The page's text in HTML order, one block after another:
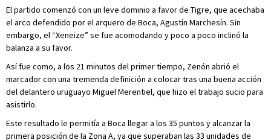
El partido comenzó con un leve dominio a favor de Tigre, que acechaba
el arco defendido por el arquero de Boca, Agustín Marchesín. Sin
embargo, el “Xeneize” se fue acomodando y poco a poco inclinó la
balanza a su favor.
Así fue como, a los 21 minutos del primer tiempo, Zenón abrió el
marcador con una tremenda definición a colocar tras una buena acción
del delantero uruguayo Miguel Merentiel, que hizo el trabajo sucio para
asistirlo.
Este resultado le permitía a Boca llegar a los 35 puntos y alcanzar la
primera posición de la Zona A, ya que superaban las 33 unidades de